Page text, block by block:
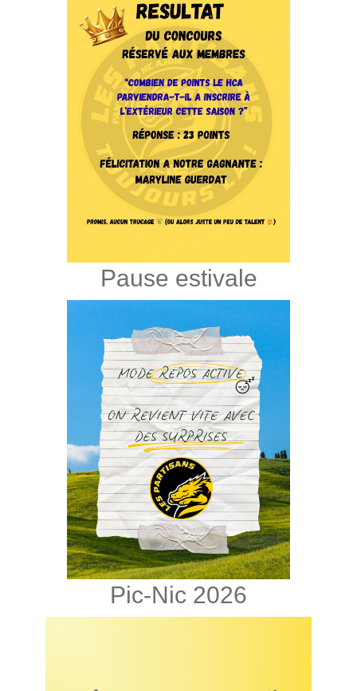
Pause estivale
Pic-Nic 2026